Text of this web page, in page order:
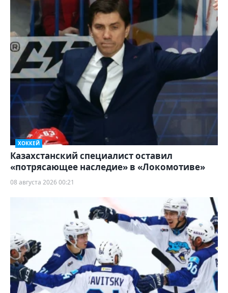
ХОККЕЙ
Казахстанский специалист оставил
«потрясающее наследие» в «Локомотиве»
08 августа 2026 00:21